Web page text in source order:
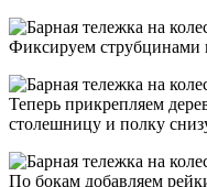
Фиксируем струбцинами
Теперь прикрепляем
столешницу и полку
По бокам добавляем